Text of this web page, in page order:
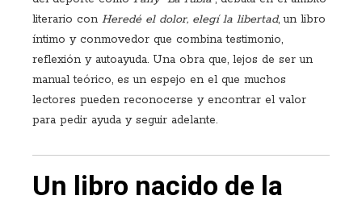
literario con Heredé el dolor, elegí la libertad, un libro
íntimo y conmovedor que combina testimonio,
reflexión y autoayuda. Una obra que, lejos de ser un
manual teórico, es un espejo en el que muchos
lectores pueden reconocerse y encontrar el valor
para pedir ayuda y seguir adelante.
Un libro nacido de la